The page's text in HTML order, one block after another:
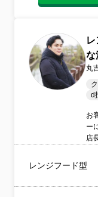
な
丸
d
お
ー
店
も
レンジフード型